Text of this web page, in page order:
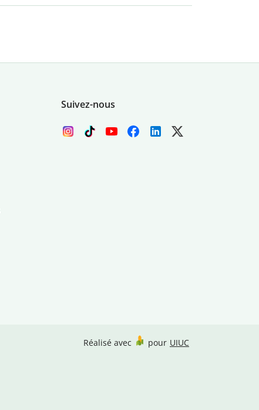
Suivez-nous
Réalisé avec pour UIUC